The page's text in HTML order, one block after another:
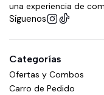
una experiencia de
Síguenos
Categorías
Ofertas y Combos
Carro de Pedido